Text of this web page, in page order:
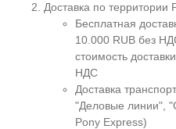
Доставка по территории
Бесплатная
10.000 RUB без
стоимость
НДС
Доставка
"Деловые линии",
Pony Express)